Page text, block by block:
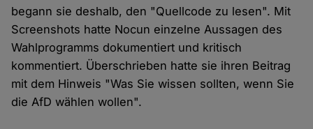
begann sie deshalb, den "Quellcode zu lesen". Mit
Screenshots hatte Nocun einzelne Aussagen des
Wahlprogramms dokumentiert und kritisch
kommentiert. Überschrieben hatte sie ihren Beitrag
mit dem Hinweis "Was Sie wissen sollten, wenn Sie
die AfD wählen wollen".